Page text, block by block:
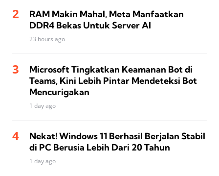
RAM Makin Mahal, Meta Manfaatkan
DDR4 Bekas Untuk Server AI
23 hours ago
Microsoft Tingkatkan Keamanan Bot di
Teams, Kini Lebih Pintar Mendeteksi Bot
Mencurigakan
1 day ago
Nekat! Windows 11 Berhasil Berjalan Stabil
di PC Berusia Lebih Dari 20 Tahun
1 day ago